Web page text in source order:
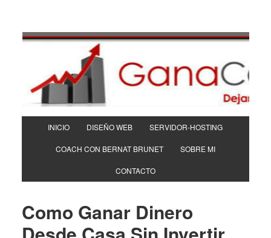
INICIO DISEÑO WEB SERVIDOR-HOSTING
COACH CON BERNAT BRUNET SOBRE MI
CONTACTO
Como Ganar Dinero